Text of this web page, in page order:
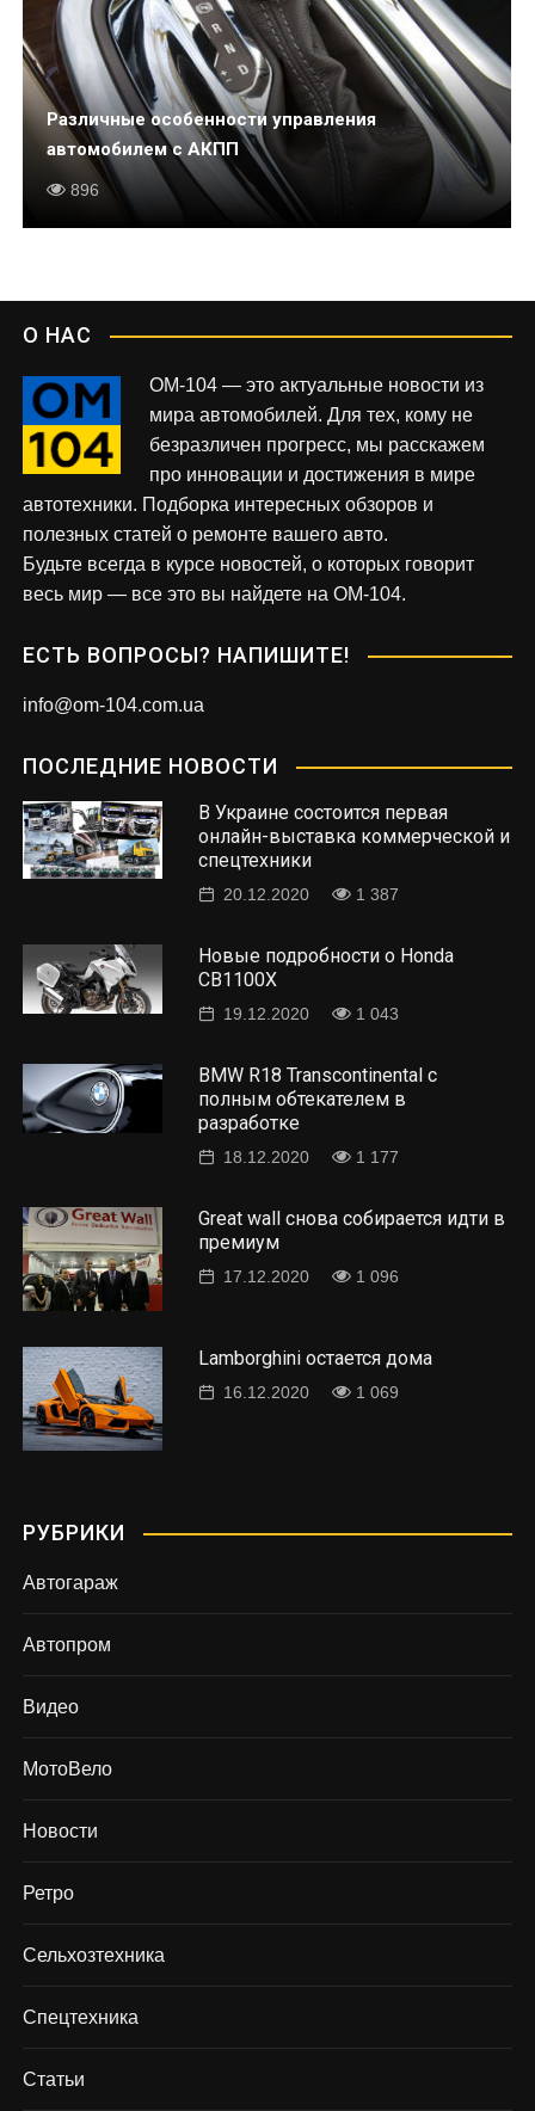
Различные особенности управления
автомобилем с АКПП
896
О НАС
OM-104 — это актуальные новости из
мира автомобилей. Для тех, кому не
безразличен прогресс, мы расскажем
про инновации и достижения в мире
автотехники. Подборка интересных обзоров и
полезных статей о ремонте вашего авто.
Будьте всегда в курсе новостей, о которых говорит
весь мир — все это вы найдете на OM-104.
ЕСТЬ ВОПРОСЫ? НАПИШИТЕ!
info@om-104.com.ua
ПОСЛЕДНИЕ НОВОСТИ
В Украине состоится первая
онлайн-выставка коммерческой и
спецтехники
20.12.2020 1 387
Новые подробности о Honda
CB1100X
19.12.2020 1 043
BMW R18 Transcontinental с
полным обтекателем в
разработке
18.12.2020 1 177
Great wall снова собирается идти в
премиум
17.12.2020 1 096
Lamborghini остается дома
16.12.2020 1 069
РУБРИКИ
Автогараж
Автопром
Видео
МотоВело
Новости
Ретро
Сельхозтехника
Спецтехника
Статьи